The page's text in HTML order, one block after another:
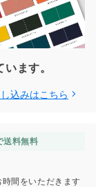
ます。
込みはこちら
料無料
間をいただきます